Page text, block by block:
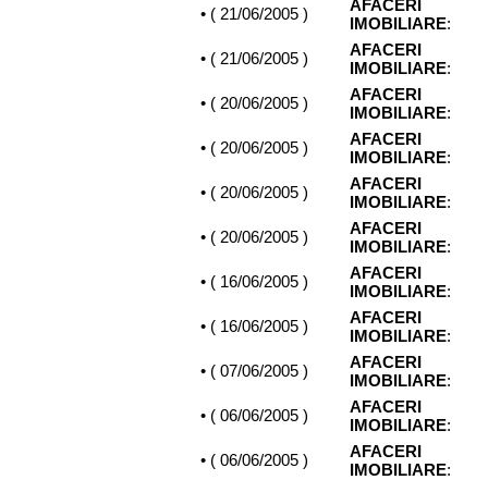
• ( 21/06/2005 )
AFACERI
IMOBILIARE:
• ( 21/06/2005 )
AFACERI
IMOBILIARE:
• ( 20/06/2005 )
AFACERI
IMOBILIARE:
• ( 20/06/2005 )
AFACERI
IMOBILIARE:
• ( 20/06/2005 )
AFACERI
IMOBILIARE:
• ( 20/06/2005 )
AFACERI
IMOBILIARE:
• ( 16/06/2005 )
AFACERI
IMOBILIARE:
• ( 16/06/2005 )
AFACERI
IMOBILIARE:
• ( 07/06/2005 )
AFACERI
IMOBILIARE:
• ( 06/06/2005 )
AFACERI
IMOBILIARE:
• ( 06/06/2005 )
AFACERI
IMOBILIARE: